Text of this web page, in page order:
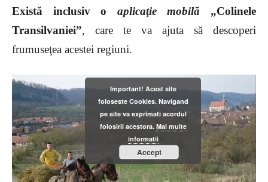
Există inclusiv o aplicaţie mobilă „Colinele
Transilvaniei”, care te va ajuta să descoperi
frumuseţea acestei regiuni.
Important! Acest site
foloseste Cookies. Navigand
pe site va exprimati acordul
folosirii acestora. Mai multe
informatii
Accept